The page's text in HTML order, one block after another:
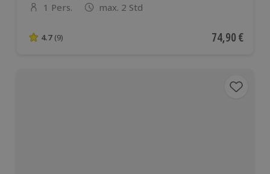
Anzahl der Teilnehmer
1 Pers. max. 2 Std
4.7 von 5 Sternen basierend auf 9 Bewertungen
4.7 (9) Aktueller
74,90 €